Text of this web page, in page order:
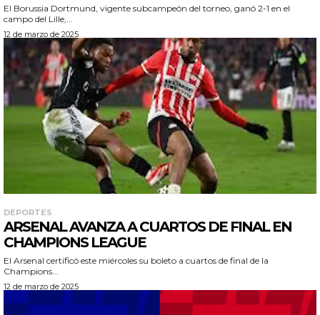
El Borussia Dortmund, vigente subcampeón del torneo, ganó 2-1 en el
campo del Lille,...
12 de marzo de 2025
DEPORTES
ARSENAL AVANZA A CUARTOS DE FINAL EN
CHAMPIONS LEAGUE
El Arsenal certificó este miércoles su boleto a cuartos de final de la
Champions...
12 de marzo de 2025